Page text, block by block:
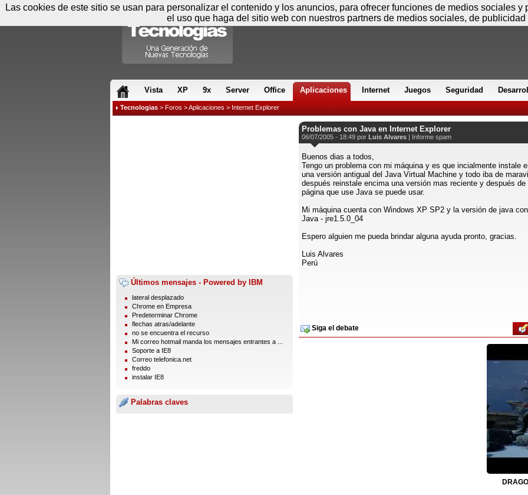
Vista XP 9x Server Office Aplicaciones Internet Juegos Seguridad
Tecnologias > Foros >Aplicaciones > Internet Explorer
Últimos mensajes - Powered by IBM
lateral desplazado
Chrome en Empresa
Predeterminar Chrome
flechas atras/adelante
no se encuentra el recurso
Mi correo hotmail manda los mensajes entrantes a ...
Soporte a IE8
Correo telefonica.net
freddo
instalar IE8
Palabras claves
Problemas con Java en Internet Explorer
06/07/2005 - 18:49 por Luis Alvares | Informe spam
Buenos dias a todos,
Tengo un problema con mi máquina y es que incialmente instale
una versión antigual del Java Virtual Machine y todo iba de
después reinstale encima una versión mas reciente y después de
página que use Java se puede usar.
Mi máquina cuenta con Windows XP SP2 y la versión de java
Java - jre1.5.0_04
Espero alguien me pueda brindar alguna ayuda pronto, gracias.
Luis Alvares
Perú
Siga el debate
Las cookies de este sitio se usan para personalizar el contenido y los anuncios, para ofrecer funciones de medios sociales
el uso que haga del sitio web con nuestros partners de medios sociales, de